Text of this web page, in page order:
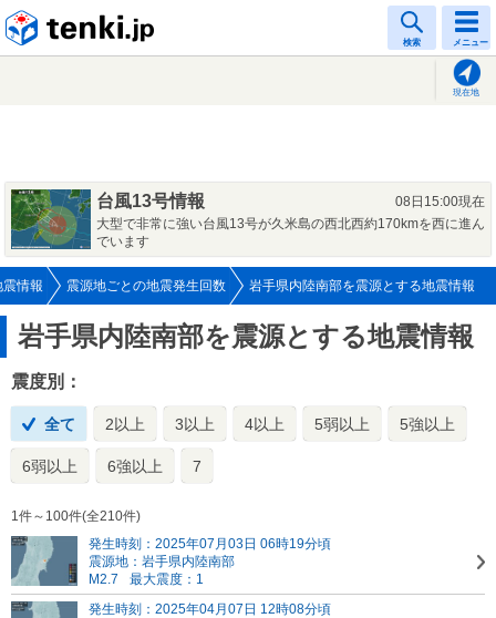
検索 メニュー
現在地
台風13号情報
08日15:00現在
大型で非常に強い台風13号が久米島の西北西約170kmを西に進ん
でいます
震情報 震源地ごとの地震発生回数 岩手県内陸南部を震源とする地震情報
岩手県内陸南部を震源とする地震情報
震度別：
全て 2以上 3以上 4以上 5弱以上 5強以上
6弱以上 6強以上 7
1件～100件(全210件)
発生時刻：2025年07月03日 06時19分頃
震源地：岩手県内陸南部
M2.7
最大震度：1
発生時刻：2025年04月07日 12時08分頃